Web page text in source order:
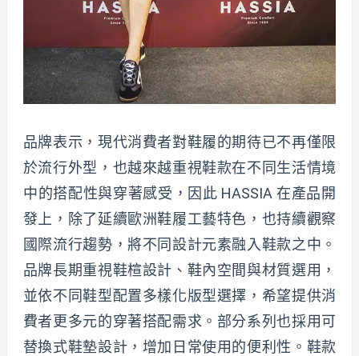
品牌表示，現代消費者對鞋履的期待已不再僅限
於流行外型，也越來越重視鞋款在不同生活情境
中的搭配性與穿著感受，因此 HASSIA 在產品開
發上，除了延續歐洲鞋履工藝特色，也持續觀察
國際流行趨勢，將不同設計元素融入鞋款之中。
品牌長期重視鞋楦設計、鞋內空間與材質選用，
並依不同鞋型配置多樣化版型選擇，希望提供消
費者更多元的穿著搭配需求。部分系列也採用可
替換式鞋墊設計，增加日常使用的便利性。鞋款